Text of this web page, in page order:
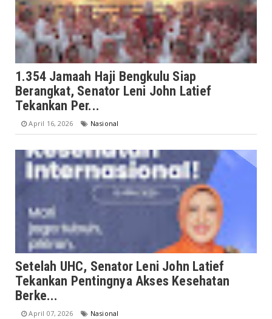
1.354 Jamaah Haji Bengkulu Siap
Berangkat, Senator Leni John Latief
Tekankan Per...
April 16, 2026 Nasional
Setelah UHC, Senator Leni John Latief
Tekankan Pentingnya Akses Kesehatan
Berke...
April 07, 2026 Nasional